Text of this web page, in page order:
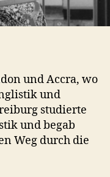
und Accra, wo
und
studierte
und begab
Weg durch die